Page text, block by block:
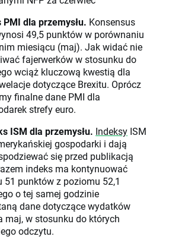
dla przemysłu. Konsensus
49,5 punktów w porównaniu
miesiącu (maj). Jak widać nie
fajerwerków w stosunku do
wciąż kluczową kwestią dla
dotyczące Brexitu. Oprócz
finalne dane PMI dla
strefy euro.
ISM dla przemysłu. Indeksy ISM
gospodarki i dają
się przed publikacją
indeks ma kontynuować
punktów z poziomu 52,1
o tej samej godzinie
dane dotyczące wydatków
maj, w stosunku do których
odczytu.